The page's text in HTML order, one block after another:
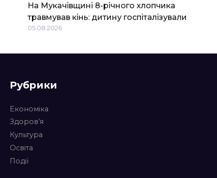
На Мукачівщині 8-річного хлопчика
травмував кінь: дитину госпіталізували
05.08.2026
Рубрики
Економіка
Здоров’я
Культура
Освіта
Події